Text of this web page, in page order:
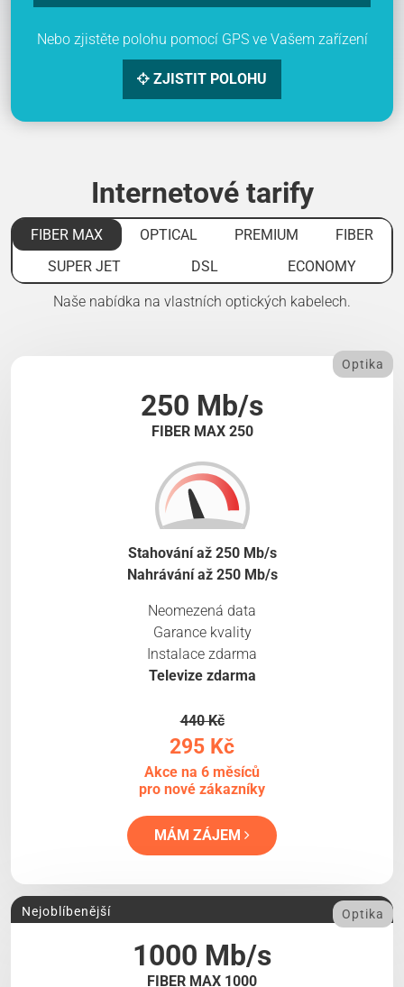
Nebo zjistěte polohu pomocí GPS ve Vašem zařízení
ZJISTIT POLOHU
Internetové tarify
FIBER MAX OPTICAL PREMIUM
FIBER
SUPER JET
DSL ECONOMY
Naše nabídka na vlastních optických kabelech.
250 Mb/s
FIBER MAX 250
Optika
Stahování až 250 Mb/s
Nahrávání až 250 Mb/s
Neomezená data
Garance kvality
Instalace zdarma
Televize zdarma
440 Kč
295 Kč
Akce na 6 měsíců
pro nové zákazníky
MÁM ZÁJEM
1000 Mb/s
FIBER MAX 1000
Nejoblíbenější Optika